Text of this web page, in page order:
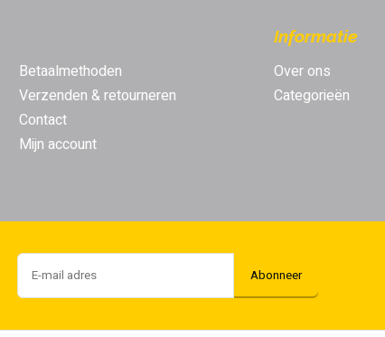
Betaalmethoden
Verzenden & retourneren
Contact
Mijn account
Informatie
Over ons
Categorieën
Abonneer